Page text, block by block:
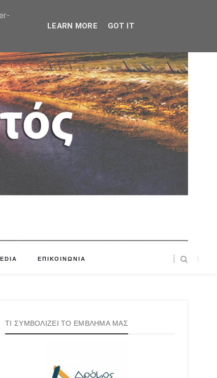
ΕΠΙΚΟΙΝΩΝΙΑ
ΤΙ ΣΥΜΒΟΛΙΖΕΙ ΤΟ ΕΜΒΛΗΜΑ ΜΑΣ
LEARN MORE GOT IT